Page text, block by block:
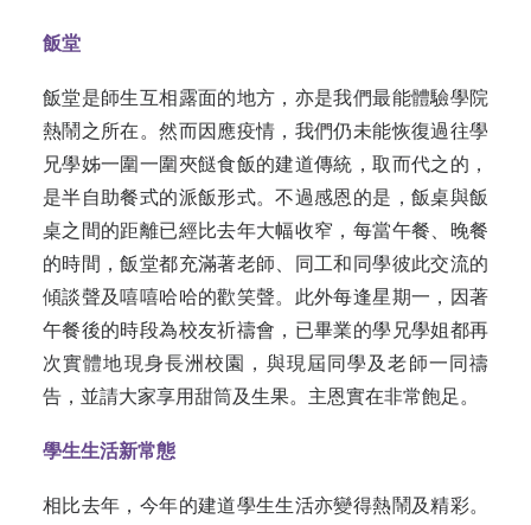
飯堂
飯堂是師生互相露面的地方，亦是我們最能體驗學院
熱鬧之所在。然而因應疫情，我們仍未能恢復過往學
兄學姊一圍一圍夾餸食飯的建道傳統，取而代之的，
是半自助餐式的派飯形式。不過感恩的是，飯桌與飯
桌之間的距離已經比去年大幅收窄，每當午餐、晚餐
的時間，飯堂都充滿著老師、同工和同學彼此交流的
傾談聲及嘻嘻哈哈的歡笑聲。此外每逢星期一，因著
午餐後的時段為校友祈禱會，已畢業的學兄學姐都再
次實體地現身長洲校園，與現屆同學及老師一同禱
告，並請大家享用甜筒及生果。主恩實在非常飽足。
學生生活新常態
相比去年，今年的建道學生生活亦變得熱鬧及精彩。